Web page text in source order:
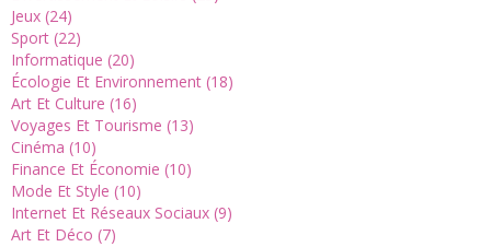
Jeux (24)
Sport (22)
Informatique (20)
Écologie Et Environnement (18)
Art Et Culture (16)
Voyages Et Tourisme (13)
Cinéma (10)
Finance Et Économie (10)
Mode Et Style (10)
Internet Et Réseaux Sociaux (9)
Art Et Déco (7)